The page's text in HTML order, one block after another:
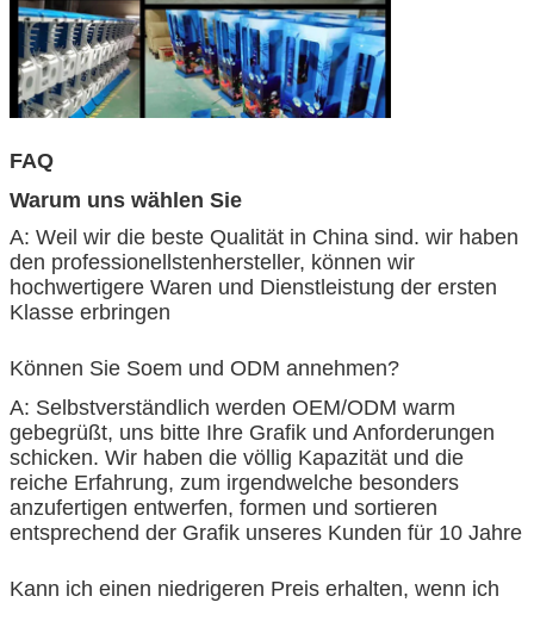
FAQ
Warum uns wählen Sie
A: Weil wir die beste Qualität in China sind. wir haben
den professionellstenhersteller, können wir
hochwertigere Waren und Dienstleistung der ersten
Klasse erbringen
Können Sie Soem und ODM annehmen?
A: Selbstverständlich werden OEM/ODM warm
gebegrüßt, uns bitte Ihre Grafik und Anforderungen
schicken. Wir haben die völlig Kapazität und die
reiche Erfahrung, zum irgendwelche besonders
anzufertigen entwerfen, formen und sortieren
entsprechend der Grafik unseres Kunden für 10 Jahre
Kann ich einen niedrigeren Preis erhalten, wenn ich